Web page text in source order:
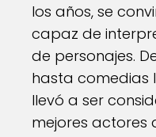
los años, se
capaz de
de personajes.
hasta comedias
llevó a ser
mejores actores